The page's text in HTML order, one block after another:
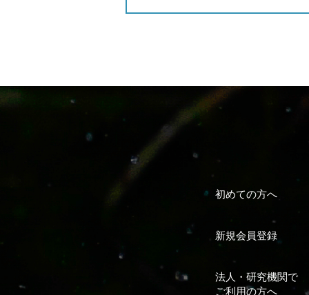
初めての方へ
新規会員登録
法人・研究機関で
ご利用の方へ